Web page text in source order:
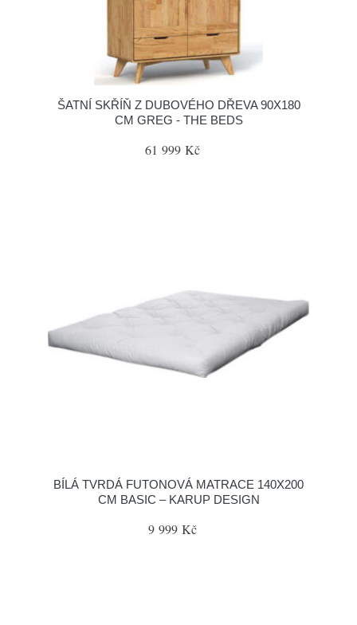
ŠATNÍ SKŘÍŇ Z DUBOVÉHO DŘEVA 90X180
CM GREG - THE BEDS
61 999 Kč
BÍLÁ TVRDÁ FUTONOVÁ MATRACE 140X200
CM BASIC – KARUP DESIGN
9 999 Kč